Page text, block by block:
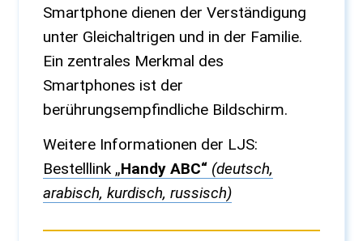
Smartphone dienen der Verständigung
unter Gleichaltrigen und in der Familie.
Ein zentrales Merkmal des
Smartphones ist der
berührungsempfindliche Bildschirm.
Weitere Informationen der LJS:
Bestelllink „Handy ABC“ (deutsch,
arabisch, kurdisch, russisch)